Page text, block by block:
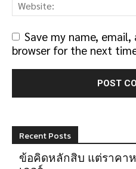
Save my name,
browser for the next
Recent Posts
ข้อคิดหลักสิบ แต่ราคา